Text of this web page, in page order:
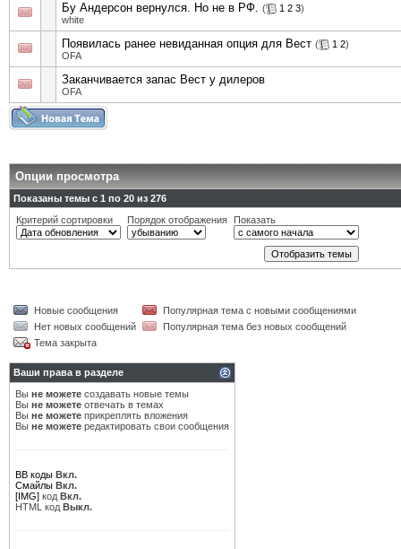
Бу Андерсон вернулся. Но не в РФ. ( 1 2 3)
white
Появилась ранее невиданная опция для Вест ( 1 2)
OFA
Заканчивается запас Вест у дилеров
OFA
Опции просмотра
Показаны темы с 1 по 20 из 276
Критерий сортировки
Порядок отображения Показать
Новые сообщения
Популярная тема с новыми сообщениями
Нет новых сообщений
Популярная тема без новых сообщений
Тема закрыта
Ваши права в разделе
Вы не можете создавать новые темы
Вы не можете отвечать в темах
Вы не можете прикреплять вложения
Вы не можете редактировать свои сообщения
BB коды Вкл.
Смайлы Вкл.
[IMG] код Вкл.
HTML код Выкл.